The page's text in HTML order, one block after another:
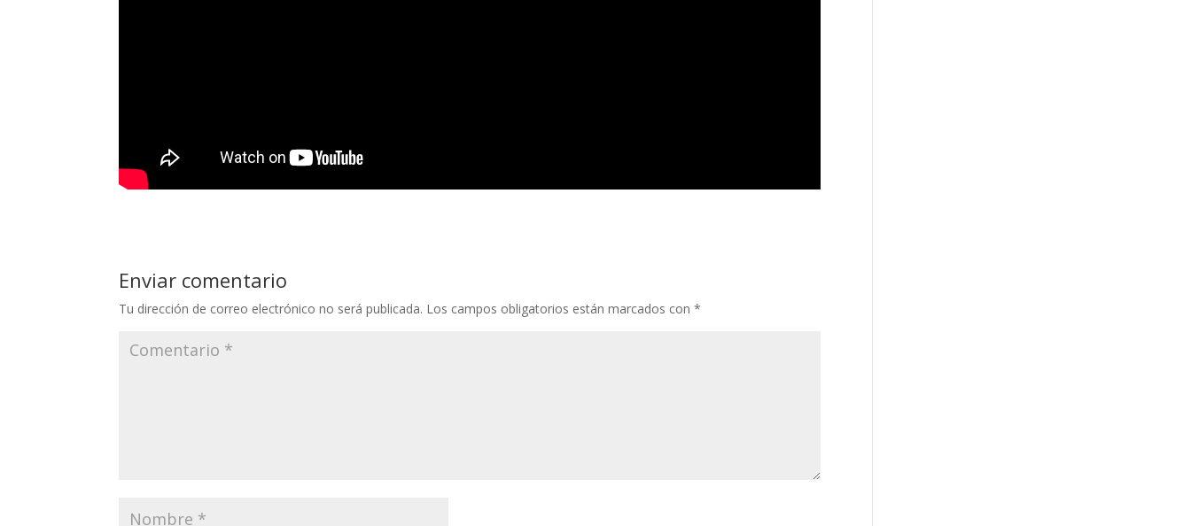
Enviar comentario
Tu dirección de correo electrónico no será publicada. Los campos obligatorios están marcados con*